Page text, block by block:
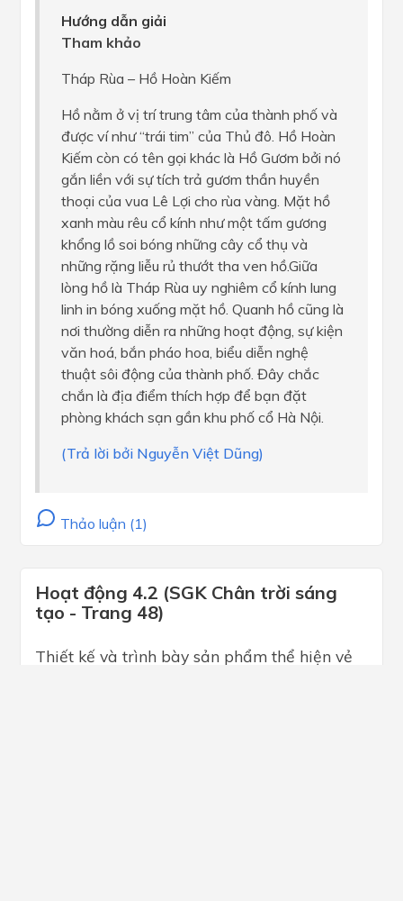
Hướng dẫn giải
Tham khảo
Tháp Rùa – Hồ Hoàn Kiếm
Hồ nằm ở vị trí trung tâm của thành phố và
được ví như “trái tim” của Thủ đô. Hồ Hoàn
Kiếm còn có tên gọi khác là Hồ Gươm bởi nó
gắn liền với sự tích trả gươm thần huyền
thoại của vua Lê Lợi cho rùa vàng. Mặt hồ
xanh màu rêu cổ kính như một tấm gương
khổng lồ soi bóng những cây cổ thụ và
những rặng liễu rủ thướt tha ven hồ.Giữa
lòng hồ là Tháp Rùa uy nghiêm cổ kính lung
linh in bóng xuống mặt hồ. Quanh hồ cũng là
nơi thường diễn ra những hoạt động, sự kiện
văn hoá, bắn pháo hoa, biểu diễn nghệ
thuật sôi động của thành phố. Đây chắc
chắn là địa điểm thích hợp để bạn đặt
phòng khách sạn gần khu phố cổ Hà Nội.
(Trả lời bởi Nguyễn Việt Dũng)
Thảo luận (1)
Hoạt động 4.2 (SGK Chân trời sáng
tạo - Trang 48)
Thiết kế và trình bày sản phẩm thể hiện vẻ